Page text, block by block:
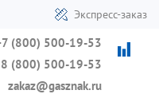
Экспресс-заказ
(800) 500-19-53
8 (800) 500-19-53
zakaz@gasznak.ru